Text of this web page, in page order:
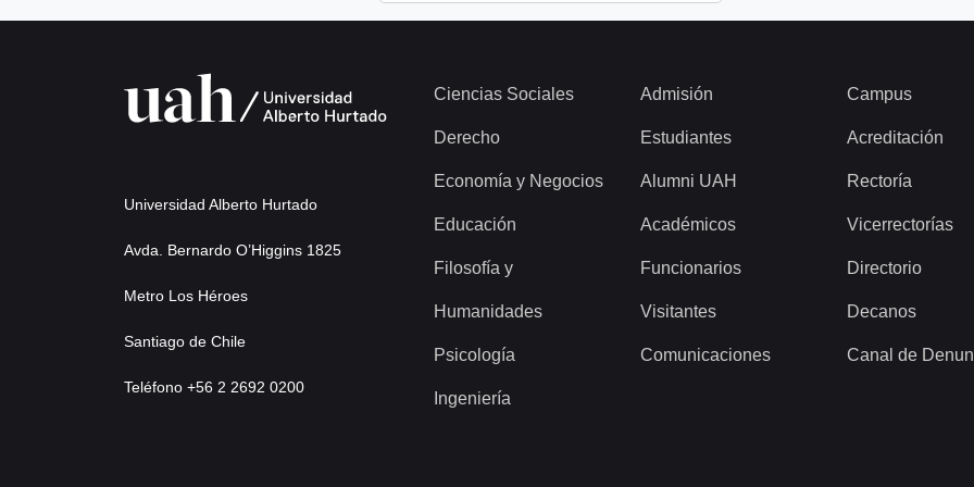
Universidad Alberto Hurtado
Avda. Bernardo O’Higgins 1825
Metro Los Héroes
Santiago de Chile
Teléfono +56 2 2692 0200
Ciencias Sociales
Derecho
Economía y Negocios
Educación
Filosofía y
Humanidades
Psicología
Ingeniería
Admisión
Estudiantes
Alumni UAH
Académicos
Funcionarios
Visitantes
Comunicaciones
Campus
Acreditación
Rectoría
Vicerrectorías
Directorio
Decanos
Canal de